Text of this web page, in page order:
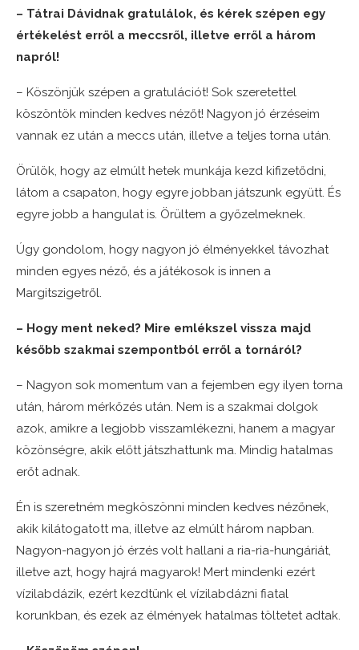
– Tátrai Dávidnak gratulálok, és kérek szépen egy
értékelést erről a meccsről, illetve erről a három
napról!
– Köszönjük szépen a gratulációt! Sok szeretettel
köszöntök minden kedves nézőt! Nagyon jó érzéseim
vannak ez után a meccs után, illetve a teljes torna után.
Örülök, hogy az elmúlt hetek munkája kezd kifizetődni,
látom a csapaton, hogy egyre jobban játszunk együtt. És
egyre jobb a hangulat is. Örültem a győzelmeknek.
Úgy gondolom, hogy nagyon jó élményekkel távozhat
minden egyes néző, és a játékosok is innen a
Margitszigetről.
– Hogy ment neked? Mire emlékszel vissza majd
később szakmai szempontból erről a tornáról?
– Nagyon sok momentum van a fejemben egy ilyen torna
után, három mérkőzés után. Nem is a szakmai dolgok
azok, amikre a legjobb visszamlékezni, hanem a magyar
közönségre, akik előtt játszhattunk ma. Mindig hatalmas
erőt adnak.
Én is szeretném megköszönni minden kedves nézőnek,
akik kilátogatott ma, illetve az elmúlt három napban.
Nagyon-nagyon jó érzés volt hallani a ria-ria-hungáriát,
illetve azt, hogy hajrá magyarok! Mert mindenki ezért
vízilabdázik, ezért kezdtünk el vízilabdázni fiatal
korunkban, és ezek az élmények hatalmas töltetet adtak.